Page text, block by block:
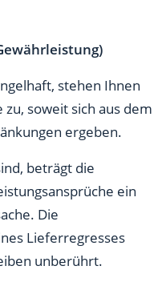
stehen Ihnen
soweit sich aus dem
ergeben.
beträgt die
ein
Die
Lieferregresses
unberührt.